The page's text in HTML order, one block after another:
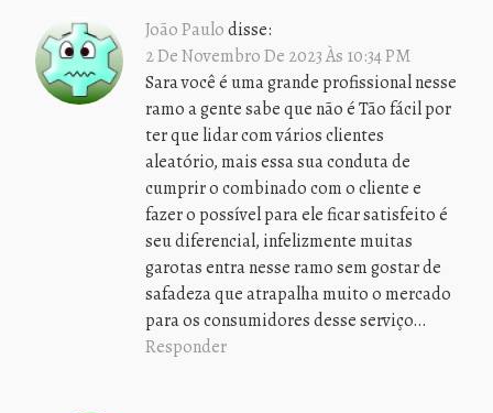
João Paulodisse:
2 De Novembro De 2023 Às 10:34 PM
Sara você é uma grande profissional nesse
ramo a gente sabe que não é Tão fácil por
ter que lidar com vários clientes
aleatório, mais essa sua conduta de
cumprir o combinado com o cliente e
fazer o possível para ele ficar satisfeito é
seu diferencial, infelizmente muitas
garotas entra nesse ramo sem gostar de
safadeza que atrapalha muito o mercado
para os consumidores desse serviço…
Responder